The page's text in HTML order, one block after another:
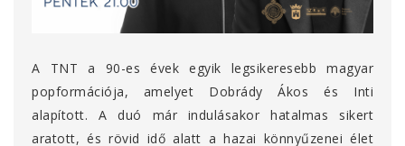
A TNT a 90-es évek egyik legsikeresebb magyar
popformációja, amelyet Dobrády Ákos és Inti
alapított. A duó már indulásakor hatalmas sikert
aratott, és rövid idő alatt a hazai könnyűzenei élet